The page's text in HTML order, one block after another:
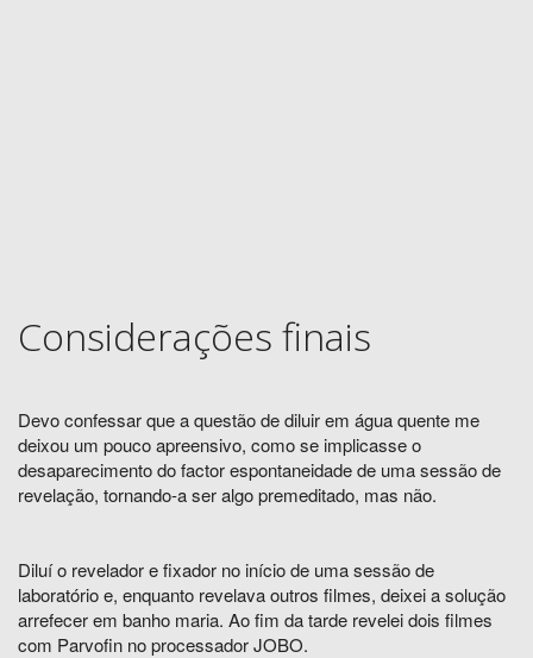
Considerações finais
Devo confessar que a questão de diluir em água quente me
deixou um pouco apreensivo, como se implicasse o
desaparecimento do factor espontaneidade de uma sessão de
revelação, tornando-a ser algo premeditado, mas não.
Diluí o revelador e fixador no início de uma sessão de
laboratório e, enquanto revelava outros filmes, deixei a solução
arrefecer em banho maria. Ao fim da tarde revelei dois filmes
com Parvofin no processador JOBO.